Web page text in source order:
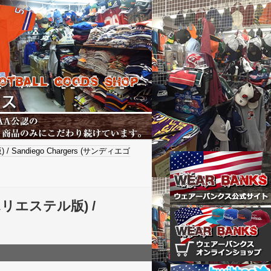
Sandiego Chargers (サンディエゴ
エステル版) /